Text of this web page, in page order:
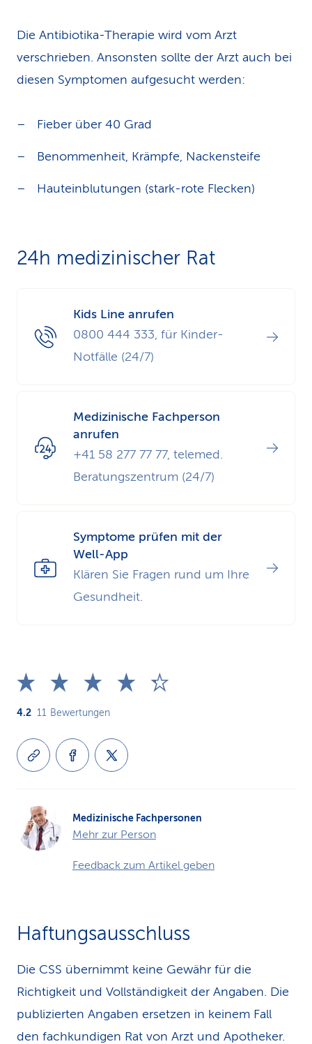
Die Antibiotika-Therapie wird vom Arzt
verschrieben. Ansonsten sollte der Arzt auch bei
diesen Symptomen aufgesucht werden:
Fieber über 40 Grad
Benommenheit, Krämpfe, Nackensteife
Hauteinblutungen (stark-rote Flecken)
24h medizinischer Rat
Kids Line anrufen
0800 444 333, für Kinder-
Notfälle (24/7)
Medizinische Fachperson
anrufen
+41 58 277 77 77, telemed.
Beratungs­zentrum (24/7)
Symptome prüfen mit der
Well-App
Klären Sie Fragen rund um Ihre
Gesundheit.
4.2 11 Bewertungen
Medizinische Fachpersonen
Mehr zur Person
Feedback zum Artikel geben
Haftungsausschluss
Die CSS übernimmt keine Gewähr für die
Richtigkeit und Vollständigkeit der Angaben. Die
publizierten Angaben ersetzen in keinem Fall
den fachkundigen Rat von Arzt und Apotheker.